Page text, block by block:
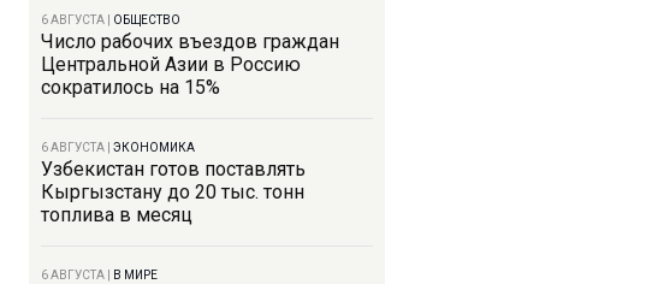
6 АВГУСТА ОБЩЕСТВО
Число рабочих въездов граждан
Центральной Азии в Россию
сократилось на 15%
6 АВГУСТА ЭКОНОМИКА
Узбекистан готов поставлять
Кыргызстану до 20 тыс. тонн
топлива в месяц
6 АВГУСТА В МИРЕ